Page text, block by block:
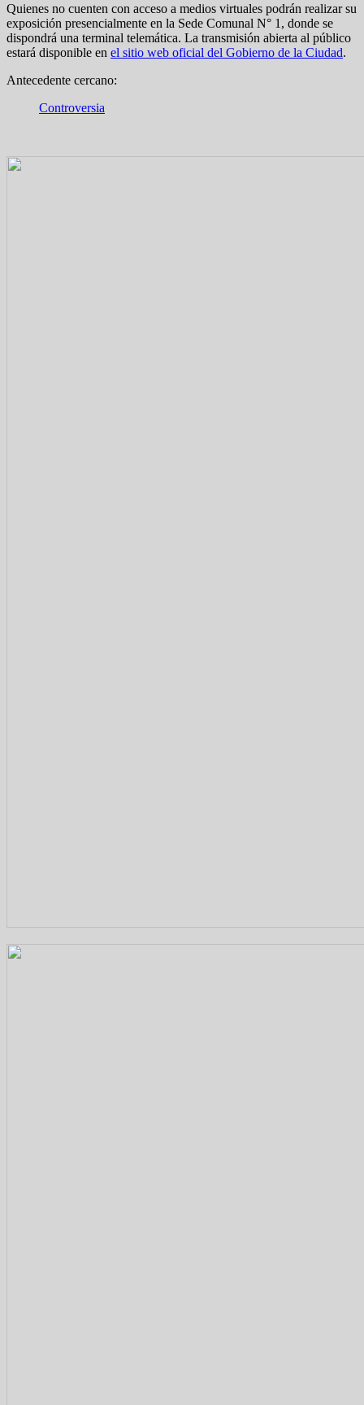
Quienes no cuenten con acceso a medios virtuales podrán realizar su
exposición presencialmente en la Sede Comunal N° 1, donde se
dispondrá una terminal telemática. La transmisión abierta al público
estará disponible en el sitio web oficial del Gobierno de la Ciudad.
Antecedente cercano:
Controversia